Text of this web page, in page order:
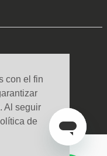
con el fin
Al seguir
de